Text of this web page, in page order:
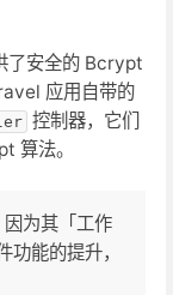
了安全的 Bcrypt
应用自带的
控制器，它们
算法。
为其「工作
能的提升，